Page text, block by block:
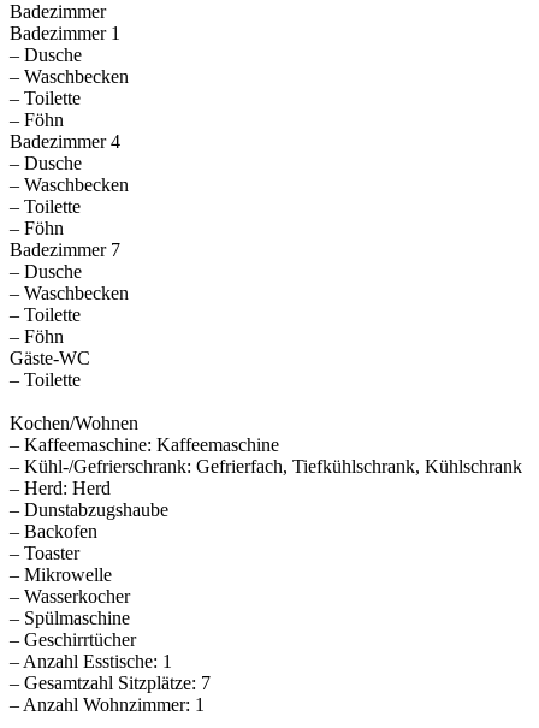
Badezimmer
Badezimmer 1
– Dusche
– Waschbecken
– Toilette
– Föhn
Badezimmer 4
– Dusche
– Waschbecken
– Toilette
– Föhn
Badezimmer 7
– Dusche
– Waschbecken
– Toilette
– Föhn
Gäste-WC
– Toilette
Kochen/Wohnen
– Kaffeemaschine: Kaffeemaschine
– Kühl-/Gefrierschrank: Gefrierfach, Tiefkühlschrank, Kühlschrank
– Herd: Herd
– Dunstabzugshaube
– Backofen
– Toaster
– Mikrowelle
– Wasserkocher
– Spülmaschine
– Geschirrtücher
– Anzahl Esstische: 1
– Gesamtzahl Sitzplätze: 7
– Anzahl Wohnzimmer: 1